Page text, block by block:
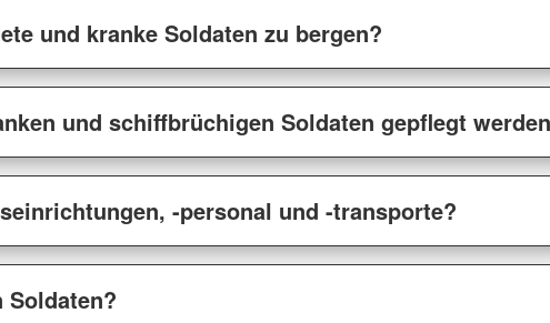
und kranke Soldaten zu bergen?
und schiffbrüchigen Soldaten gepflegt
-personal und -transporte?
Soldaten?